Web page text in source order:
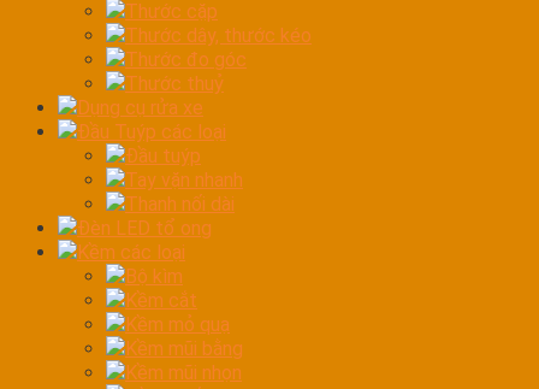
Thước cặp
Thước dây, thước kéo
Thước đo góc
Thước thuỷ
Dụng cụ rửa xe
Đầu Tuýp các loại
Đầu tuýp
Tay vặn nhanh
Thanh nối dài
Đèn LED tổ ong
Kềm các loại
Bộ kìm
Kềm cắt
Kềm mỏ quạ
Kềm mũi bằng
Kềm mũi nhọn